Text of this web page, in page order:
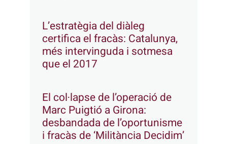
L’estratègia del diàleg
certifica el fracàs: Catalunya,
més intervinguda i sotmesa
que el 2017
El col·lapse de l’operació de
Marc Puigtió a Girona:
desbandada de l’oportunisme
i fracàs de ‘Militància Decidim’